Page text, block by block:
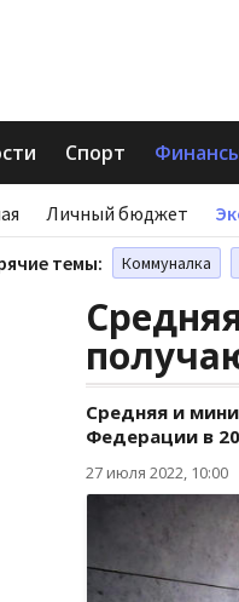
Спорт
Личный бюджет
темы: Коммуналка
Средняя и
Федерации в
27 июля 2022, 10:00